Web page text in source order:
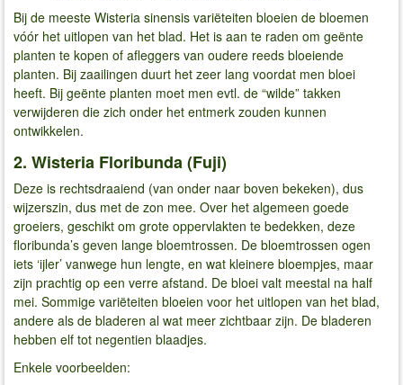
Bij de meeste Wisteria sinensis variëteiten bloeien de bloemen
vóór het uitlopen van het blad. Het is aan te raden om geënte
planten te kopen of afleggers van oudere reeds bloeiende
planten. Bij zaailingen duurt het zeer lang voordat men bloei
heeft. Bij geënte planten moet men evtl. de “wilde” takken
verwijderen die zich onder het entmerk zouden kunnen
ontwikkelen.
2. Wisteria Floribunda (Fuji)
Deze is rechtsdraaiend (van onder naar boven bekeken), dus
wijzerszin, dus met de zon mee. Over het algemeen goede
groeiers, geschikt om grote oppervlakten te bedekken, deze
floribunda’s geven lange bloemtrossen. De bloemtrossen ogen
iets ‘ijler’ vanwege hun lengte, en wat kleinere bloempjes, maar
zijn prachtig op een verre afstand. De bloei valt meestal na half
mei. Sommige variëteiten bloeien voor het uitlopen van het blad,
andere als de bladeren al wat meer zichtbaar zijn. De bladeren
hebben elf tot negentien blaadjes.
Enkele voorbeelden: